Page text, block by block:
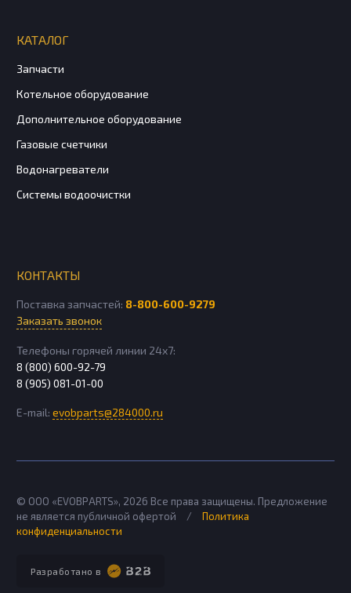
КАТАЛОГ
Запчасти
Котельное оборудование
Дополнительное оборудование
Газовые счетчики
Водонагреватели
Системы водоочистки
КОНТАКТЫ
Поставка запчастей: 8-800-600-9279
Заказать звонок
Телефоны горячей линии 24х7:
8 (800) 600-92-79
8 (905) 081-01-00
E-mail: evobparts@284000.ru
Разработано в
© ООО «EVOBPARTS», 2026 Все права защищены. Предложение
не является публичной офертой
/
Политика
конфиденциальности